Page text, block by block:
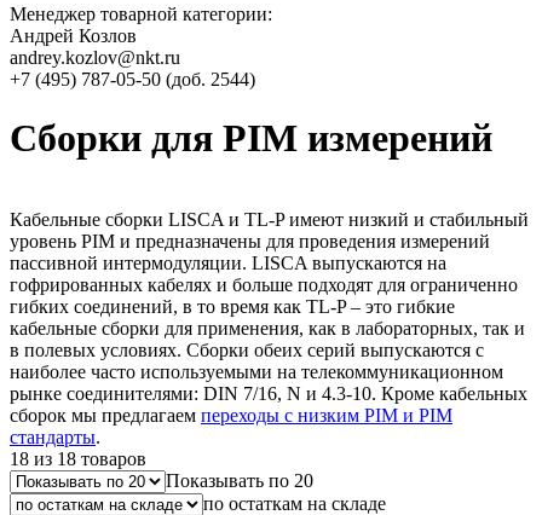
Менеджер товарной категории:
Андрей Козлов
andrey.kozlov@nkt.ru
+7 (495) 787-05-50 (доб. 2544)
Сборки для PIM измерений
Кабельные сборки LISCA и TL-P имеют низкий и стабильный
уровень PIM и предназначены для проведения измерений
пассивной интермодуляции. LISCA выпускаются на
гофрированных кабелях и больше подходят для ограниченно
гибких соединений, в то время как TL-P – это гибкие
кабельные сборки для применения, как в лабораторных, так и
в полевых условиях. Сборки обеих серий выпускаются с
наиболее часто используемыми на телекоммуникационном
рынке соединителями: DIN 7/16, N и 4.3-10. Кроме кабельных
сборок мы предлагаем переходы с низким PIM и PIM
стандарты.
18 из 18 товаров
Показывать по 20
по остаткам на складе